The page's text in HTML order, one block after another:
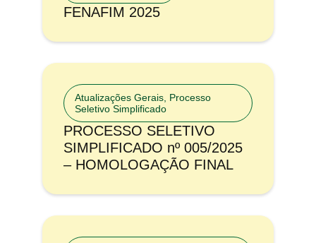
FENAFIM 2025
Atualizações Gerais Processo
Seletivo Simplificado
PROCESSO SELETIVO
SIMPLIFICADO nº 005/2025
– HOMOLOGAÇÃO FINAL